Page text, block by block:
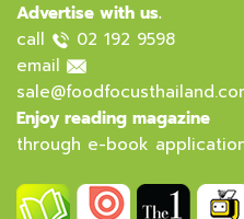
Advertise with us.
call
02 192 9598
email
Enjoy reading magazine
through e-book